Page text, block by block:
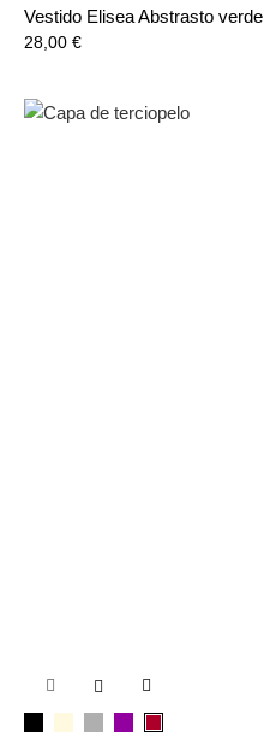
Vestido Elisea Abstrasto verde
Precio
28,00 €

Burdeos